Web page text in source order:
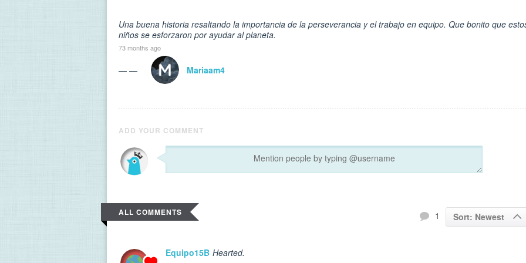
Una buena historia resaltando la importancia de la perseverancia y el trabajo en equipo. Que bonito que
niños se esforzaron por ayudar al planeta.
73 months ago
— — Mariaam4
ADD YOUR COMMENT
ALL COMMENTS 1 Sort: Newest
Equipo15B Hearted.